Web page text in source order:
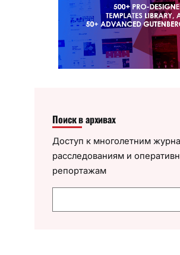
Поиск в архивах
Доступ к многолетним
расследованиям и
репортажам
о